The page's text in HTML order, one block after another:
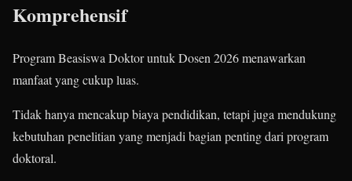
Komprehensif
Program Beasiswa Doktor untuk Dosen 2026 menawarkan
manfaat yang cukup luas.
Tidak hanya mencakup biaya pendidikan, tetapi juga mendukung
kebutuhan penelitian yang menjadi bagian penting dari program
doktoral.